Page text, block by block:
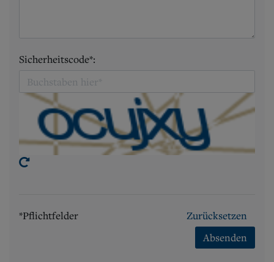
Sicherheitscode*:
*Pflichtfelder
Zurücksetzen
Absenden